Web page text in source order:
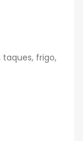
frigo,